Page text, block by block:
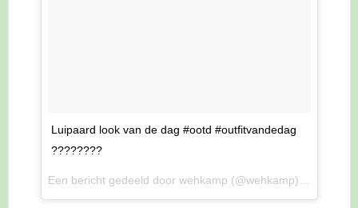
Luipaard look van de dag #ootd #outfitvandedag
????????